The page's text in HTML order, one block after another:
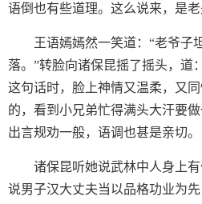
语倒也有些道理。这么说来，是
王语嫣嫣然一笑道：“老爷子
落。”转脸向诸保昆摇了摇头，道
这句话时，脸上神情又温柔，又
的，看到小兄弟忙得满头大汗要
出言规劝一般，语调也甚是亲切。
诸保昆听她说武林中人身上
说男子汉大丈夫当以品格功业为